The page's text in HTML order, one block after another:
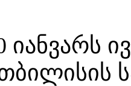
იანვარს